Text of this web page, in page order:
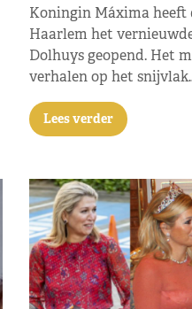
Koningin Máxima heeft
Haarlem het
Dolhuys geopend. Het
verhalen op het
Lees verder